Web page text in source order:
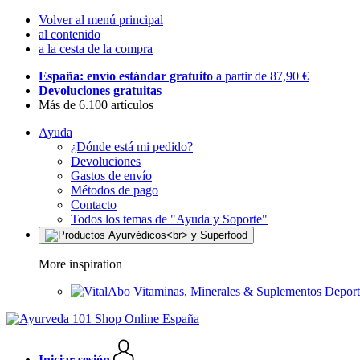
Volver al menú principal
al contenido
a la cesta de la compra
España: envío estándar gratuito a partir de 87,90 €
Devoluciones gratuitas
Más de 6.100 artículos
Ayuda
¿Dónde está mi pedido?
Devoluciones
Gastos de envío
Métodos de pago
Contacto
Todos los temas de "Ayuda y Soporte"
More inspiration
Vitaminas, Minerales & Suplementos